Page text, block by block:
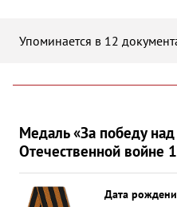
Упоминается в 12
Медаль «За победу
Отечественной войне
Дата